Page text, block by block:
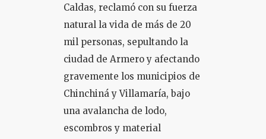
Caldas, reclamó con su fuerza
natural la vida de más de 20
mil personas, sepultando la
ciudad de Armero y afectando
gravemente los municipios de
Chinchiná y Villamaría, bajo
una avalancha de lodo,
escombros y material